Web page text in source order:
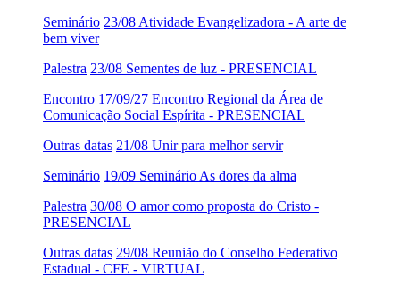
Seminário 23/08 Atividade Evangelizadora - A arte de
bem viver
Palestra 23/08 Sementes de luz - PRESENCIAL
Encontro 17/09/27 Encontro Regional da Área de
Comunicação Social Espírita - PRESENCIAL
Outras datas 21/08 Unir para melhor servir
Seminário 19/09 Seminário As dores da alma
Palestra 30/08 O amor como proposta do Cristo -
PRESENCIAL
Outras datas 29/08 Reunião do Conselho Federativo
Estadual - CFE - VIRTUAL